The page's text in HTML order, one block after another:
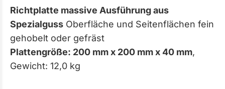
Richtplatte massive Ausführung aus
Spezialguss Oberfläche und Seitenflächen fein
gehobelt oder gefräst
Plattengröße: 200 mm x 200 mm x 40 mm,
Gewicht: 12,0 kg